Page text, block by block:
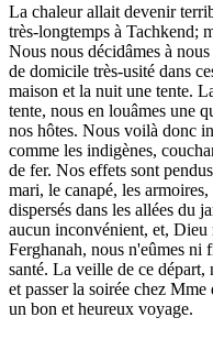
La chaleur allait devenir
très-longtemps à Tachkend;
Nous nous décidâmes à
de domicile très-usité dans
maison et la nuit une tente.
tente, nous en louâmes une
nos hôtes. Nous voilà donc
comme les indigènes,
de fer. Nos effets sont
mari, le canapé, les
dispersés dans les allées du
aucun inconvénient, et,
Ferghanah, nous n'eûmes ni
santé. La veille de ce
et passer la soirée chez
un bon et heureux voyage.